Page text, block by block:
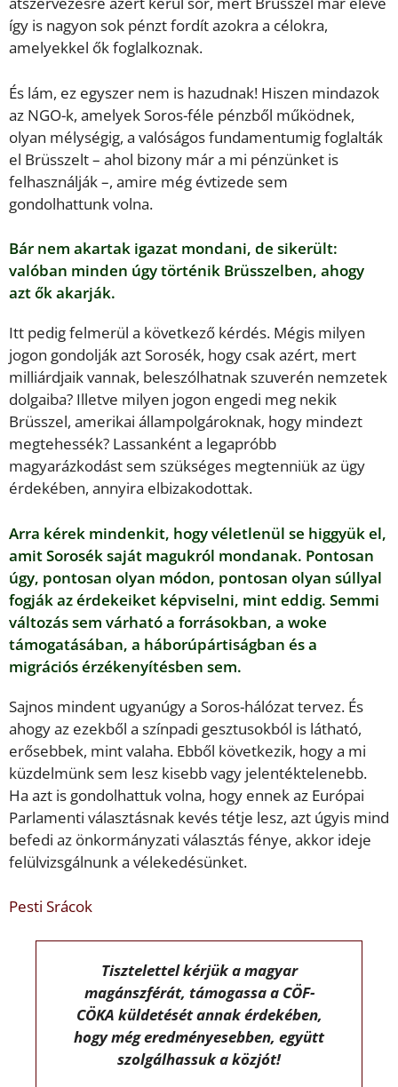
így is nagyon sok pénzt fordít azokra a célokra,
amelyekkel ők foglalkoznak.
És lám, ez egyszer nem is hazudnak! Hiszen mindazok
az NGO-k, amelyek Soros-féle pénzből működnek,
olyan mélységig, a valóságos fundamentumig foglalták
el Brüsszelt – ahol bizony már a mi pénzünket is
felhasználják –, amire még évtizede sem
gondolhattunk volna.
Bár nem akartak igazat mondani, de sikerült:
valóban minden úgy történik Brüsszelben, ahogy
azt ők akarják.
Itt pedig felmerül a következő kérdés. Mégis milyen
jogon gondolják azt Sorosék, hogy csak azért, mert
milliárdjaik vannak, beleszólhatnak szuverén nemzetek
dolgaiba? Illetve milyen jogon engedi meg nekik
Brüsszel, amerikai állampolgároknak, hogy mindezt
megtehessék? Lassanként a legapróbb
magyarázkodást sem szükséges megtenniük az ügy
érdekében, annyira elbizakodottak.
Arra kérek mindenkit, hogy véletlenül se higgyük el,
amit Sorosék saját magukról mondanak. Pontosan
úgy, pontosan olyan módon, pontosan olyan súllyal
fogják az érdekeiket képviselni, mint eddig. Semmi
változás sem várható a forrásokban, a woke
támogatásában, a háborúpártiságban és a
migrációs érzékenyítésben sem.
Sajnos mindent ugyanúgy a Soros-hálózat tervez. És
ahogy az ezekből a színpadi gesztusokból is látható,
erősebbek, mint valaha. Ebből következik, hogy a mi
küzdelmünk sem lesz kisebb vagy jelentéktelenebb.
Ha azt is gondolhattuk volna, hogy ennek az Európai
Parlamenti választásnak kevés tétje lesz, azt úgyis mind
befedi az önkormányzati választás fénye, akkor ideje
felülvizsgálnunk a vélekedésünket.
Pesti Srácok
Tisztelettel kérjük a magyar
magánszférát, támogassa a CÖF-
CÖKA küldetését annak érdekében,
hogy még eredményesebben, együtt
szolgálhassuk a közjót!